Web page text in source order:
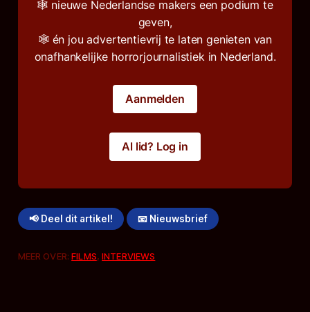
🕸️ nieuwe Nederlandse makers een podium te
geven,
🕸️ én jou advertentievrij te laten genieten van
onafhankelijke horrorjournalistiek in Nederland.
Aanmelden
Al lid? Log in
📢 Deel dit artikel! 📧 Nieuwsbrief
MEER OVER:FILMS,INTERVIEWS